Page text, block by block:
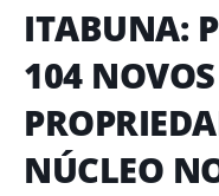
ITABUNA:
104
NÚCLEO